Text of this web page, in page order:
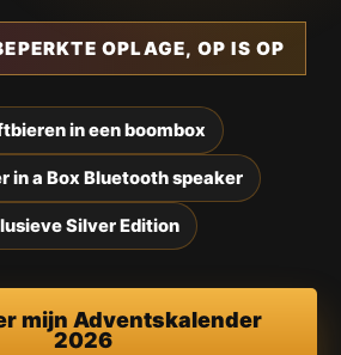
OPLAGE, OP IS OP
in een boombox
in a Box Bluetooth speaker
Silver Edition
mijn Adventskalender
2026